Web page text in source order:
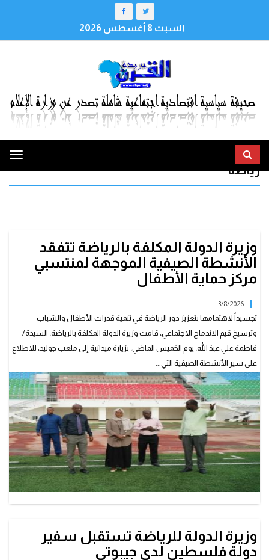
السبت 8 أغسطس 2026
رياضة
وزيرة الدولة المكلفة بالرياضة تتفقد
الأنشطة الصيفية الموجهة لمنتسبي
مركز حماية الأطفال
3/8/2026
تجسيداً لاهتمامها بتعزيز دور الرياضة في تنمية قدرات الأطفال والشباب
وترسيخ قيم الاندماج الاجتماعي، قامت وزيرة الدولة المكلفة بالرياضة، السيدة/
فاطمة علي عبدَ الله، يوم الخميس الماضي، بزيارة ميدانية إلى ملعب جوليد، للاطلاع
على سير الأنشطة الصيفية التي...
وزيرة الدولة للرياضة تستقبل سفير
دولة فلسطين لدى جيبوتي